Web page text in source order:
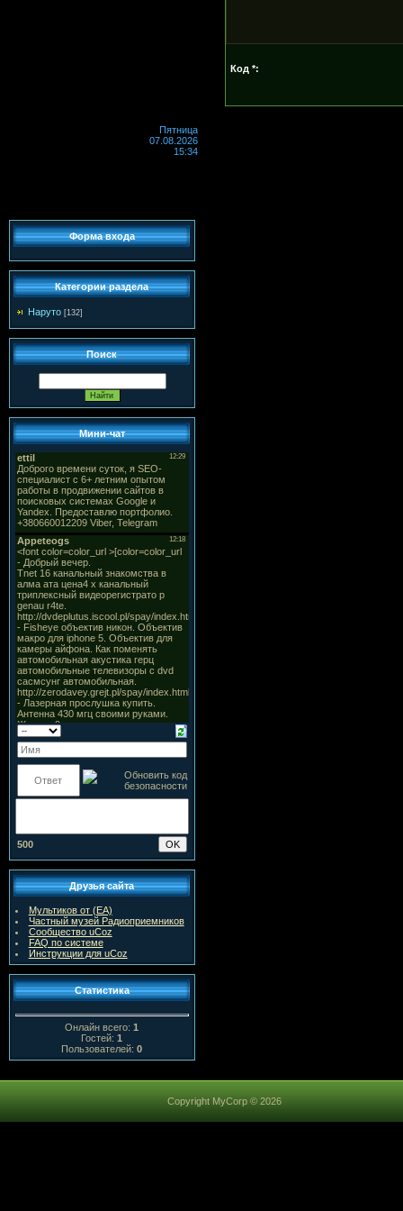
Код *:
Пятница
07.08.2026
15:34
Форма входа
Категории раздела
Наруто [132]
Поиск
Мини-чат
500
Друзья сайта
Мультиков от (ЕА)
Частный музей Радиоприемников
Сообщество uCoz
FAQ по системе
Инструкции для uCoz
Статистика
Онлайн всего:1
Гостей:1
Пользователей:0
Copyright MyCorp © 2026